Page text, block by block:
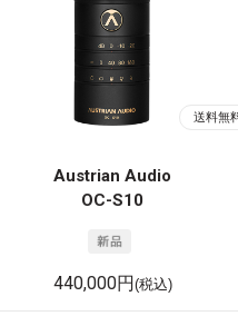
Austrian Audio
OC-S10
440,000円(税込)